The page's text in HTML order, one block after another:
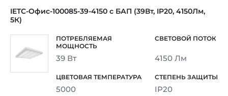
IETC-Офис-100085-39-4150 с БАП (39Вт, IP20, 4150Лм,
5К)
39 Вт 4150 Лм
5000 IP20